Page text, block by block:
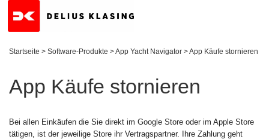
Startseite > Software-Produkte >App Yacht Navigator >App Käufe stornieren
App Käufe stornieren
Bei allen Einkäufen die Sie direkt im Google Store oder im Apple Store
tätigen, ist der jeweilige Store ihr Vertragspartner. Ihre Zahlung geht